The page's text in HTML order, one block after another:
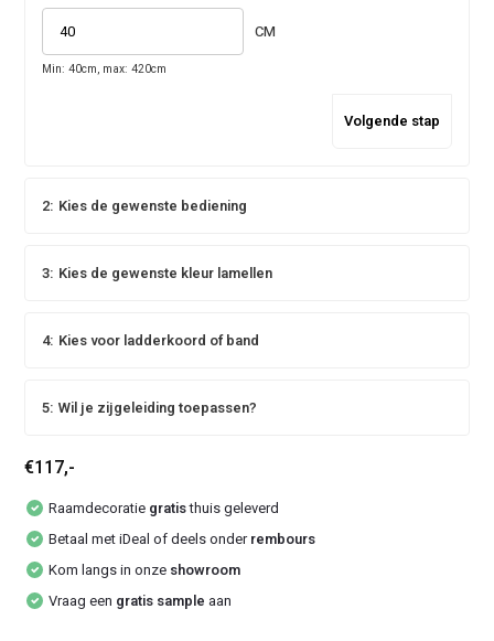
CM
Min: 40cm, max: 420cm
Volgende stap
2: Kies de gewenste bediening
3: Kies de gewenste kleur lamellen
4: Kies voor ladderkoord of band
5: Wil je zijgeleiding toepassen?
€117,-
Raamdecoratie gratisthuis geleverd
Betaal met iDeal of deels onderrembours
Kom langs in onze showroom
Vraag een gratis sample aan